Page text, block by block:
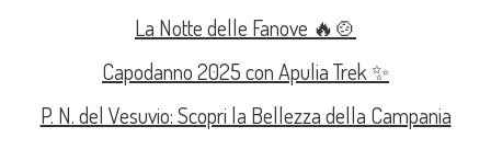
La Notte delle Fanove 🔥🍲
Capodanno 2025 con Apulia Trek ✨
P. N. del Vesuvio: Scopri la Bellezza della Campania